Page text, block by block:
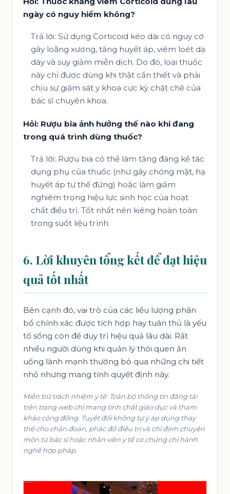
ngày có nguy hiểm không?
Trả lời: Sử dụng Corticoid kéo dài có nguy cơ
gây loãng xương, tăng huyết áp, viêm loét dạ
dày và suy giảm miễn dịch. Do đó, loại thuốc
này chỉ được dùng khi thật cần thiết và phải
chịu sự giám sát y khoa cực kỳ chặt chẽ của
bác sĩ chuyên khoa.
Hỏi: Rượu bia ảnh hưởng thế nào khi đang
trong quá trình dùng thuốc?
Trả lời: Rượu bia có thể làm tăng đáng kể tác
dụng phụ của thuốc (như gây chóng mặt, hạ
huyết áp tư thế đứng) hoặc làm giảm
nghiêm trọng hiệu lực sinh học của hoạt
chất điều trị. Tốt nhất nên kiêng hoàn toàn
trong suốt liệu trình.
6. Lời khuyên tổng kết để đạt hiệu
quả tốt nhất
Bên cạnh đó, vai trò của các liều lượng phân
bổ chính xác được tích hợp hay tuân thủ là yếu
tố sống còn để duy trì hiệu quả lâu dài. Rất
nhiều người dùng khi quản lý thói quen ăn
uống lành mạnh thường bỏ qua những chi tiết
nhỏ nhưng mang tính quyết định này.
Miễn trừ trách nhiệm y tế: Toàn bộ thông tin đăng tải
trên trang web chỉ mang tính chất giáo dục và tham
khảo cộng đồng. Tuyệt đối không tự ý áp dụng thay
thế cho chẩn đoán, phác đồ điều trị và chỉ định chuyên
môn từ bác sĩ hoặc nhân viên y tế có chứng chỉ hành
nghề hợp pháp.